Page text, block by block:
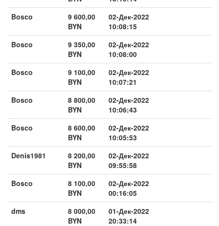
Bosco
9 600,00
BYN
02-Дек-2022
10:08:15
Bosco
9 350,00
BYN
02-Дек-2022
10:08:00
Bosco
9 100,00
BYN
02-Дек-2022
10:07:21
Bosco
8 800,00
BYN
02-Дек-2022
10:06:43
Bosco
8 600,00
BYN
02-Дек-2022
10:05:53
Denis1981
8 200,00
BYN
02-Дек-2022
09:55:58
Bosco
8 100,00
BYN
02-Дек-2022
00:16:05
dms
8 000,00
BYN
01-Дек-2022
20:33:14